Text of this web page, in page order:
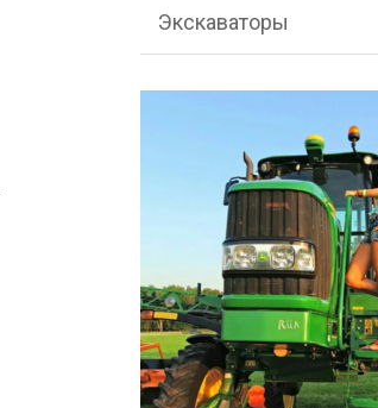
Экскаваторы